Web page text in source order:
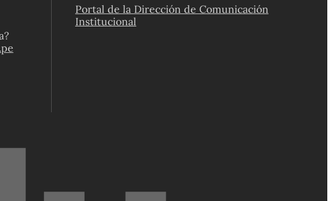
Portal de la Dirección de Comunicación
Institucional